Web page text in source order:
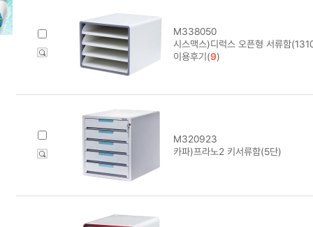
M338050
시스맥스)디럭스 오픈형 서류함
이용후기(9)
M320923
카파)프라노2 키서류함(5단)